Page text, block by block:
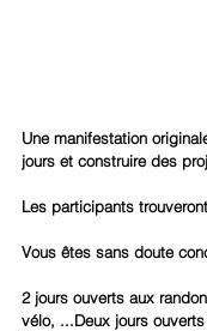
Une manifestation
jours et construire des
Les participants
Vous êtes sans doute
2 jours ouverts aux
vélo, ...Deux jours